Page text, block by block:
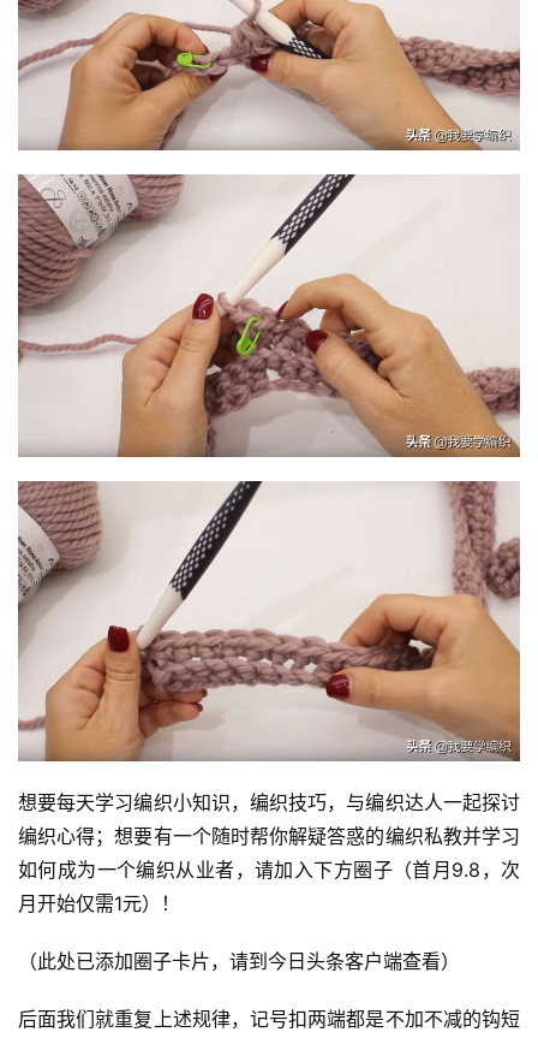
投
稿
每
日
诗
想要每天学习编织小知识，编织技巧，与编织达人一起探讨
编织心得；想要有一个随时帮你解疑答惑的编织私教并学习
如何成为一个编织从业者，请加入下方圈子（首月9.8，次
月开始仅需1元）！
（此处已添加圈子卡片，请到今日头条客户端查看）
后面我们就重复上述规律，记号扣两端都是不加不减的钩短